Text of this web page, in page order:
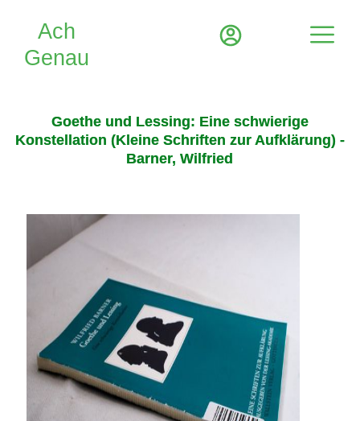
Goethe und Lessing: Eine schwierige
Konstellation (Kleine Schriften zur Aufklärung) -
Barner, Wilfried